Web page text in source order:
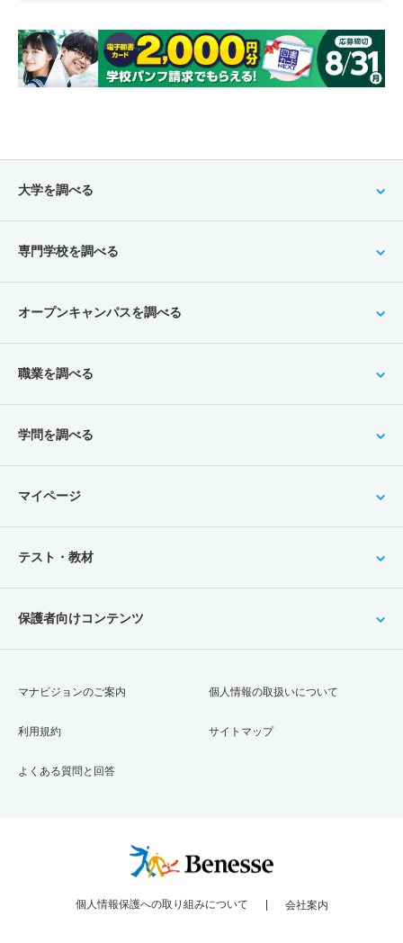
大学を調べる
専門学校を調べる
オープンキャンパスを調べる
職業を調べる
学問を調べる
マイページ
テスト・教材
保護者向けコンテンツ
マナビジョンのご案内
利用規約
よくある質問と回答
個人情報の取扱いについて
サイトマップ
個人情報保護への取り組みについて 会社案内